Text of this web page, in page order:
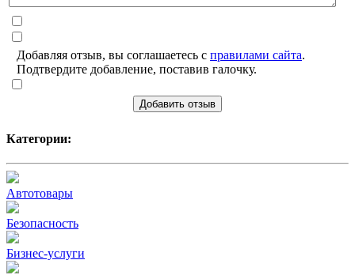
Добавляя отзыв, вы соглашаетесь с правилами сайта.
Подтвердите добавление, поставив галочку.
Добавить отзыв
Категории:
Автотовары
Безопасность
Бизнес-услуги